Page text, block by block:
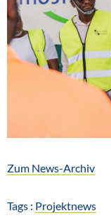
Zum News-Archiv
Tags : Projektnews